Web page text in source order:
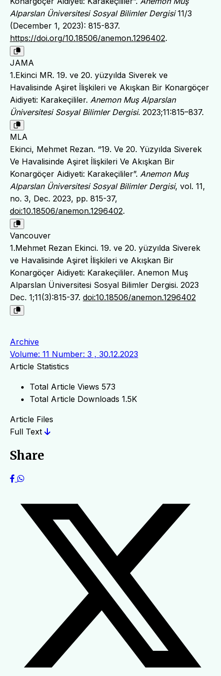
Alparslan Üniversitesi Sosyal Bilimler Dergisi11/3
(December 1, 2023): 815-837.
https://doi.org/10.18506/anemon.1296402.
JAMA
1.Ekinci MR. 19. ve 20. yüzyılda Siverek ve
Havalisinde Aşiret İlişkileri ve Akışkan Bir Konargöçer
Aidiyeti: Karakeçililer. Anemon Muş Alparslan
Üniversitesi Sosyal Bilimler Dergisi. 2023;11:815–837.
MLA
Ekinci, Mehmet Rezan. “19. Ve 20. Yüzyılda Siverek
Ve Havalisinde Aşiret İlişkileri Ve Akışkan Bir
Konargöçer Aidiyeti: Karakeçililer”. Anemon Muş
Alparslan Üniversitesi Sosyal Bilimler Dergisi, vol. 11,
no. 3, Dec. 2023, pp. 815-37,
doi:10.18506/anemon.1296402.
Vancouver
1.Mehmet Rezan Ekinci. 19. ve 20. yüzyılda Siverek
ve Havalisinde Aşiret İlişkileri ve Akışkan Bir
Konargöçer Aidiyeti: Karakeçililer. Anemon Muş
Alparslan Üniversitesi Sosyal Bilimler Dergisi. 2023
Dec. 1;11(3):815-37. doi:10.18506/anemon.1296402
Archive
Volume: 11 Number: 3 , 30.12.2023
Article Statistics
Total Article Views 573
Total Article Downloads 1.5K
Article Files
Full Text
Share